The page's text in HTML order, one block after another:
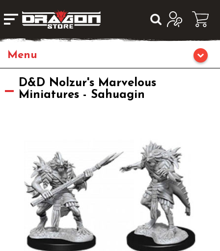
Home
Librigame
Editoria
Giochi di Carte Collezionabili
D&D Nolzur's Marvelous
Miniatures - Sahuagin